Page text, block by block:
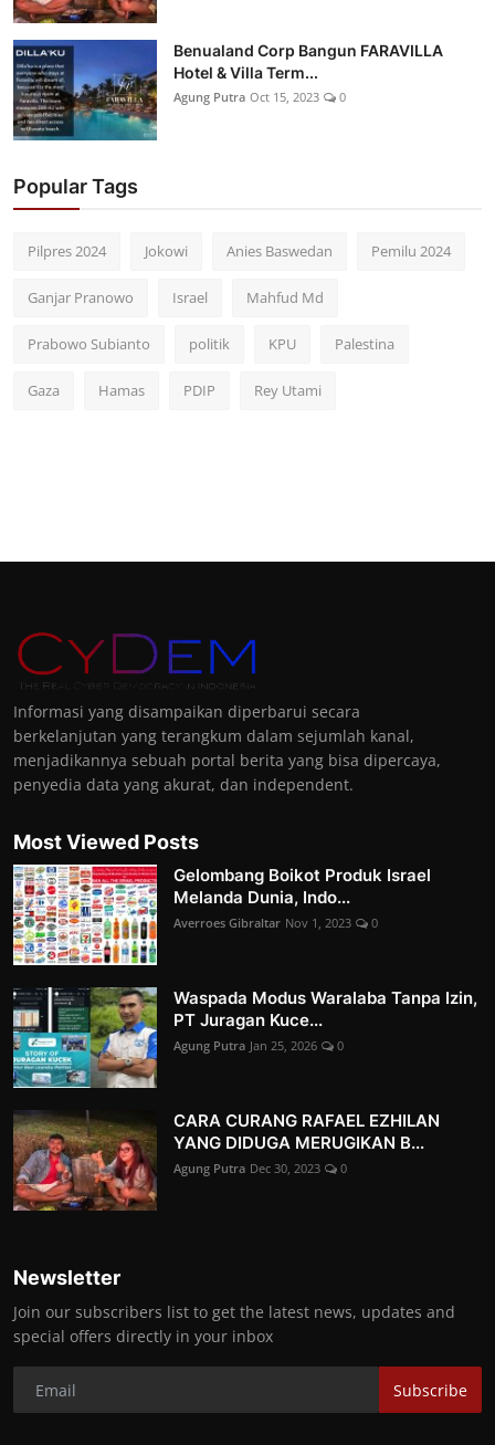
Benualand Corp Bangun FARAVILLA
Hotel & Villa Term...
Agung Putra Oct 15, 2023 0
Popular Tags
Pilpres 2024 Jokowi Anies Baswedan Pemilu 2024
Ganjar Pranowo Israel Mahfud Md
Prabowo Subianto politik KPU Palestina
Gaza Hamas PDIP Rey Utami
Informasi yang disampaikan diperbarui secara
berkelanjutan yang terangkum dalam sejumlah kanal,
menjadikannya sebuah portal berita yang bisa dipercaya,
penyedia data yang akurat, dan independent.
Most Viewed Posts
Gelombang Boikot Produk Israel
Melanda Dunia, Indo...
Averroes Gibraltar Nov 1, 2023 0
Waspada Modus Waralaba Tanpa Izin,
PT Juragan Kuce...
Agung Putra Jan 25, 2026 0
CARA CURANG RAFAEL EZHILAN
YANG DIDUGA MERUGIKAN B...
Agung Putra Dec 30, 2023 0
Newsletter
Join our subscribers list to get the latest news, updates and
special offers directly in your inbox
Subscribe